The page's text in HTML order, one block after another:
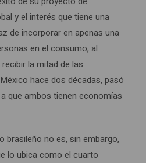
y el interés que tiene una
de incorporar en apenas una
en el consumo, al
la mitad de las
hace dos décadas, pasó
que ambos tienen economías
brasileño no es, sin embargo,
lo ubica como el cuarto